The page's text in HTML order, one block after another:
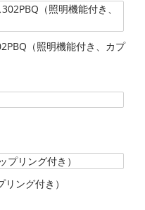
（照明機能付き、カプ
ング付き）